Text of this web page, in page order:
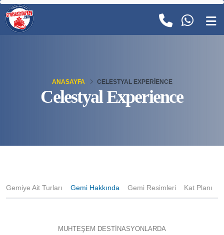
Celestyal Experience
ANASAYFA CELESTYAL EXPERIENCE
Gemiye Ait Turları Gemi Hakkında Gemi Resimleri Kat Planı
MUHTEŞEM DESTİNASYONLARDA